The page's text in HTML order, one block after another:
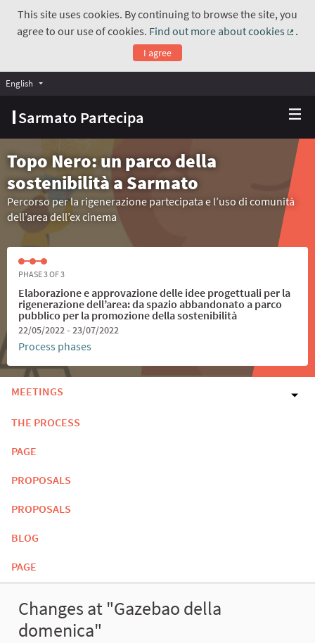
This site uses cookies. By continuing to browse the site, you
agree to our use of cookies. Find out more about cookies
.
I agree
Sarmato Partecipa
English Choose language
Topo Nero: un parco della
sostenibilità a Sarmato
Percorso per la rigenerazione partecipata e l’uso di comunità
dell’area dell’ex cinema
PHASE 3 OF 3
Elaborazione e approvazione delle idee progettuali per la
rigenerazione dell’area: da spazio abbandonato a parco
pubblico per la promozione della sostenibilità
22/05/2022 - 23/07/2022
Process phases
MEETINGS
THE PROCESS
PAGE
PROPOSALS
PROPOSALS
BLOG
PAGE
Changes at "Gazebao della
domenica"